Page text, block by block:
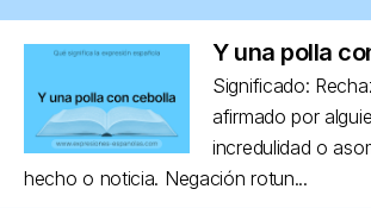
Y una polla
Significado:
afirmado por
incredulidad o
hecho o noticia. Negación rotun...